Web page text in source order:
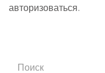
авторизоваться.
Поиск